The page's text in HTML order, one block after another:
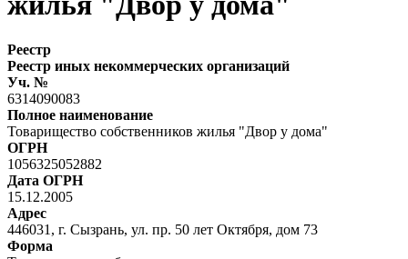
Реестр
Реестр иных некоммерческих организаций
Уч. №
6314090083
Полное наименование
Товарищество собственников жилья "Двор у дома"
ОГРН
1056325052882
Дата ОГРН
15.12.2005
Адрес
446031, г. Сызрань, ул. пр. 50 лет Октября, дом 73
Форма